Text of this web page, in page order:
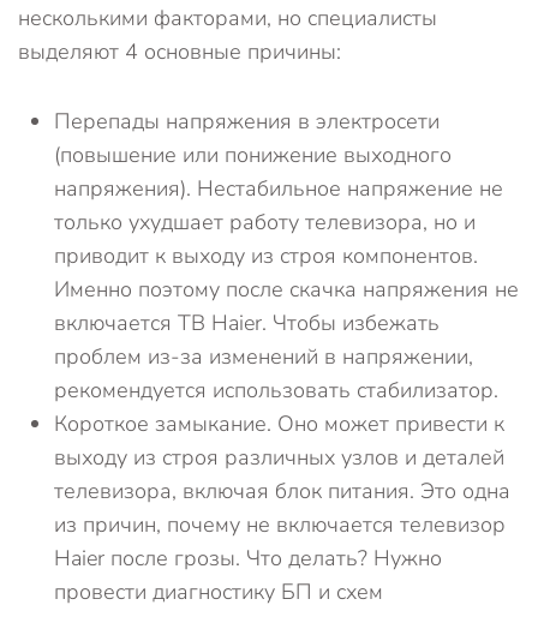
несколькими факторами, но специалисты
выделяют 4 основные причины:
Перепады напряжения в электросети
(повышение или понижение выходного
напряжения). Нестабильное напряжение не
только ухудшает работу телевизора, но и
приводит к выходу из строя компонентов.
Именно поэтому после скачка напряжения не
включается ТВ Haier. Чтобы избежать
проблем из-за изменений в напряжении,
рекомендуется использовать стабилизатор.
Короткое замыкание. Оно может привести к
выходу из строя различных узлов и деталей
телевизора, включая блок питания. Это одна
из причин, почему не включается телевизор
Haier после грозы. Что делать? Нужно
провести диагностику БП и схем